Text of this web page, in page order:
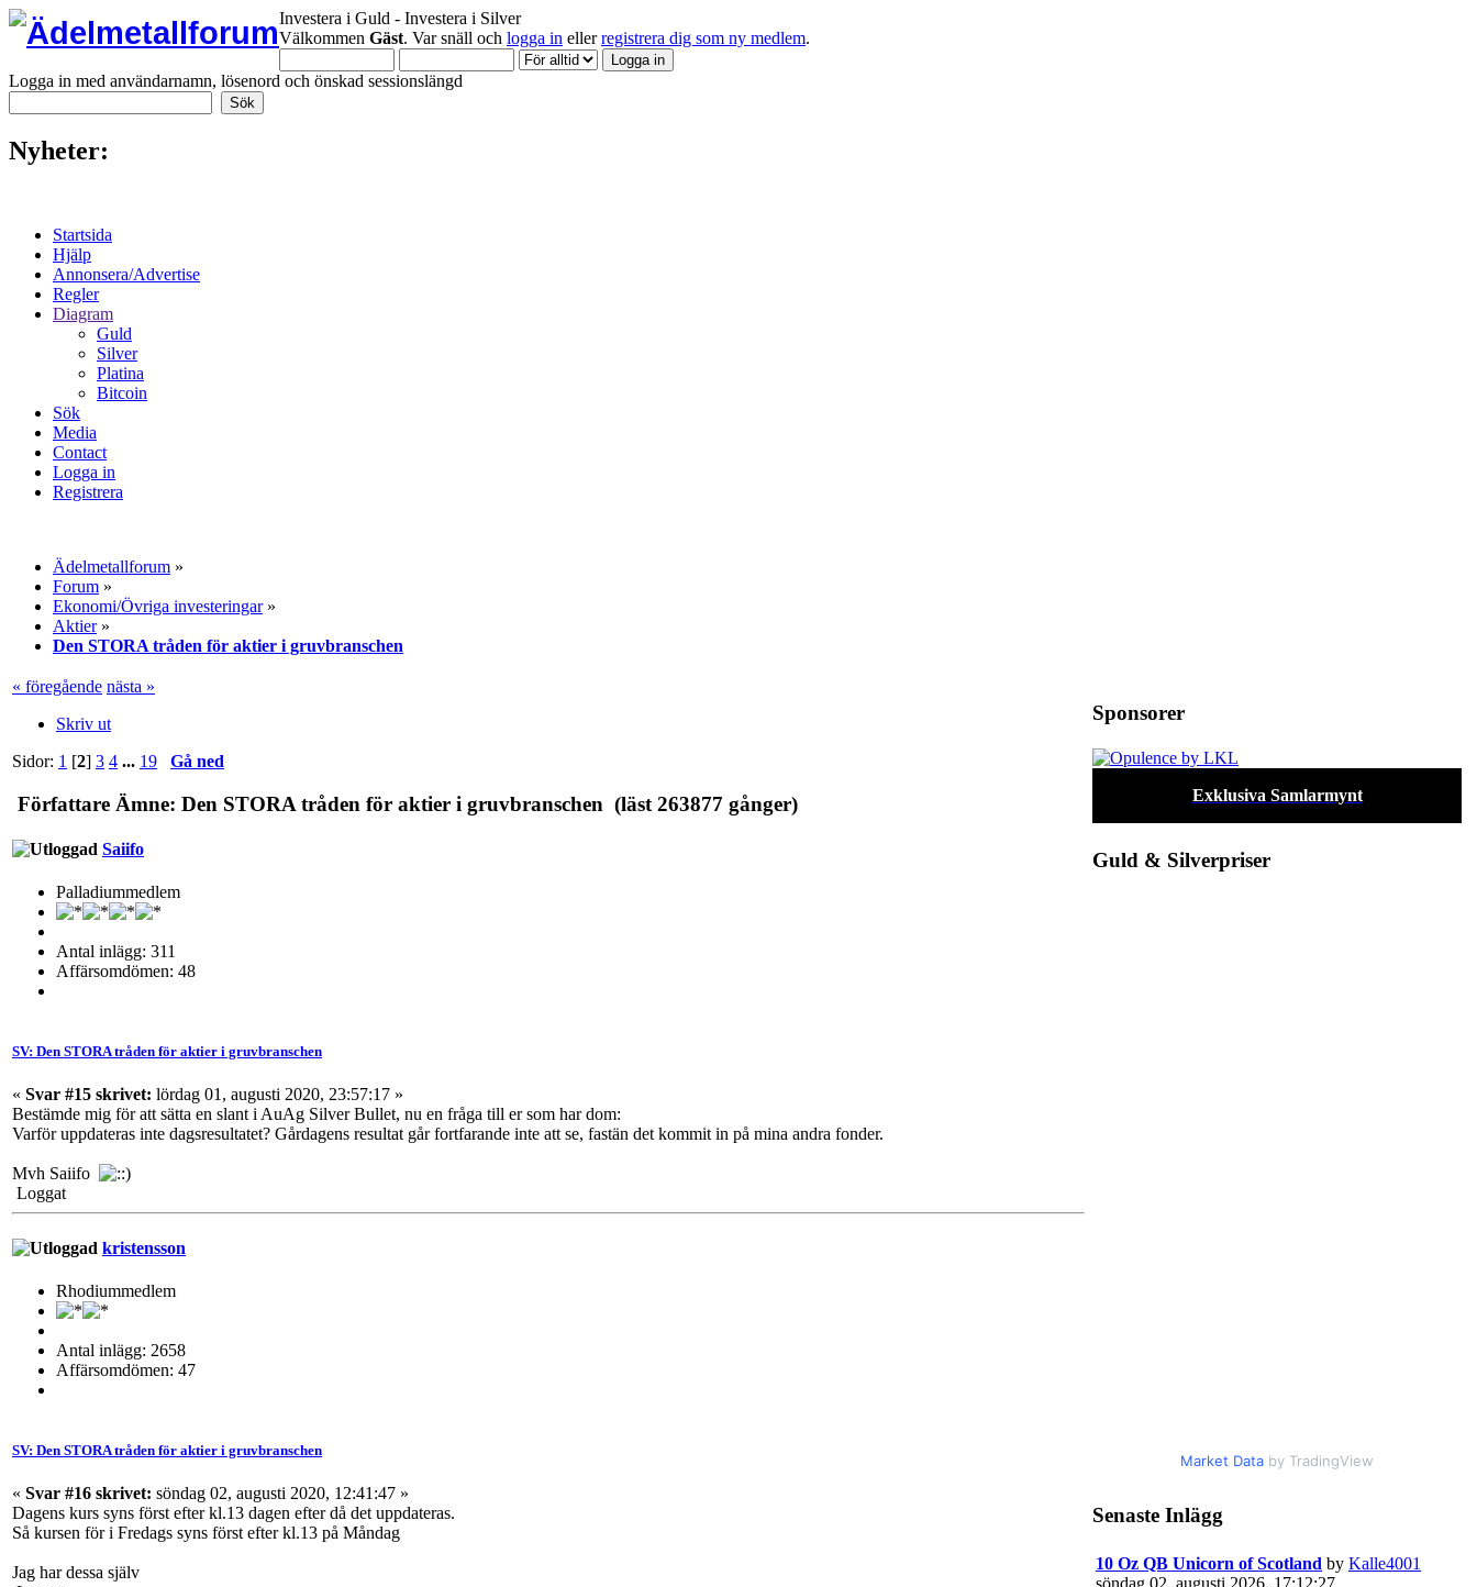
Investera i Guld - Investera i Silver
Välkommen Gäst. Var snäll och logga in ellerregistrera dig som ny medlem.
Logga in med användarnamn, lösenord och önskad sessionslängd
Nyheter:
Startsida
Hjälp
Annonsera/Advertise
Regler
Diagram
Guld
Silver
Platina
Bitcoin
Sök
Media
Contact
Logga in
Registrera
Ädelmetallforum »
Forum »
Ekonomi/Övriga investeringar»
Aktier»
Den STORA tråden för aktier i gruvbranschen
« föregående nästa »
Skriv ut
Sidor: 1 [2] 3 4 ... 19 Gå ned
Författare Ämne: Den STORA tråden för aktier i gruvbranschen (läst 263877 gånger)
Saiifo
Palladiummedlem
Antal inlägg: 311
Affärsomdömen: 48
SV: Den STORA tråden för aktier i gruvbranschen
« Svar #15 skrivet: lördag 01, augusti 2020, 23:57:17 »
Bestämde mig för att sätta en slant i AuAg Silver Bullet, nu en fråga till er som har dom:
Varför uppdateras inte dagsresultatet? Gårdagens resultat går fortfarande inte att se, fastän det kommit in på mina andra fonder.
Mvh Saiifo
Loggat
kristensson
Rhodiummedlem
Antal inlägg: 2658
Affärsomdömen: 47
SV: Den STORA tråden för aktier i gruvbranschen
« Svar #16 skrivet: söndag 02, augusti 2020, 12:41:47 »
Dagens kurs syns först efter kl.13 dagen efter då det uppdateras.
Så kursen för i Fredags syns först efter kl.13 på Måndag
Jag har dessa själv
Sponsorer
Exklusiva Samlarmynt
Guld & Silverpriser
Market Data by TradingView
Senaste Inlägg
10 Oz QB Unicorn of Scotland by Kalle4001
söndag 02, augusti 2026, 17:12:27